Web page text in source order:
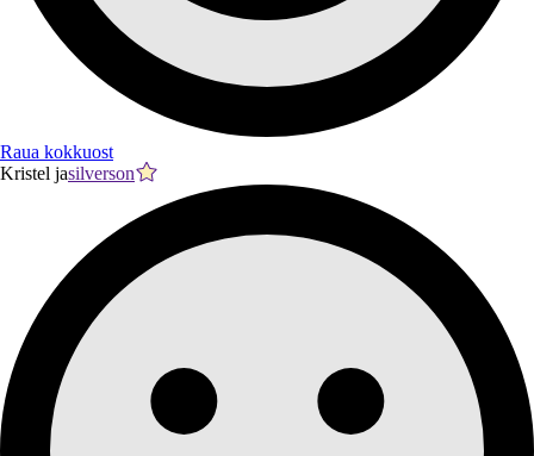
Raua kokkuost
Kristel jasilverson